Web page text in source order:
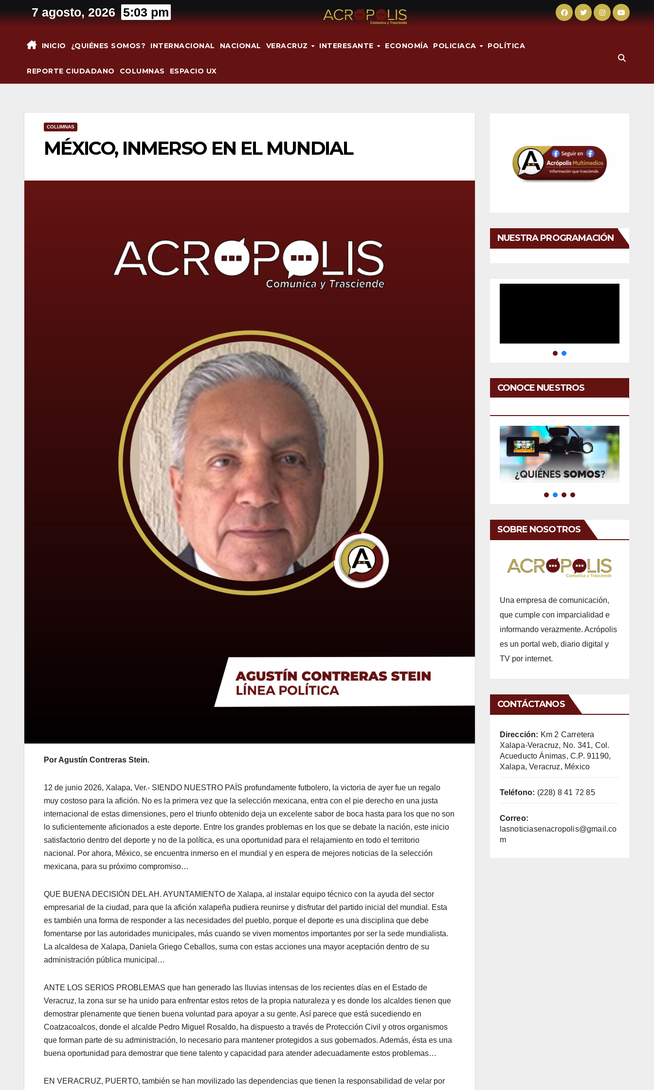
al
7 agosto, 2026 5:03 pm
INICIO ¿QUIÉNES SOMOS? INTERNACIONAL NACIONAL VERACRUZ INTERESANTE ECONOMÍA POLICIACA POLÍTICA
REPORTE CIUDADANO COLUMNAS ESPACIO UX
COLUMNAS
MÉXICO, INMERSO EN EL MUNDIAL
Por Agustín Contreras Stein.
12 de junio 2026, Xalapa, Ver.- SIENDO NUESTRO PAÍS profundamente futbolero, la victoria de ayer fue un regalo
muy costoso para la afición. No es la primera vez que la selección mexicana, entra con el pie derecho en una justa
internacional de estas dimensiones, pero el triunfo obtenido deja un excelente sabor de boca hasta para los que no son
lo suficientemente aficionados a este deporte. Entre los grandes problemas en los que se debate la nación, este inicio
satisfactorio dentro del deporte y no de la política, es una oportunidad para el relajamiento en todo el territorio
nacional. Por ahora, México, se encuentra inmerso en el mundial y en espera de mejores noticias de la selección
mexicana, para su próximo compromiso…
QUE BUENA DECISIÓN DEL AH. AYUNTAMIENTO de Xalapa, al instalar equipo técnico con la ayuda del sector
empresarial de la ciudad, para que la afición xalapeña pudiera reunirse y disfrutar del partido inicial del mundial. Esta
es también una forma de responder a las necesidades del pueblo, porque el deporte es una disciplina que debe
fomentarse por las autoridades municipales, más cuando se viven momentos importantes por ser la sede mundialista.
La alcaldesa de Xalapa, Daniela Griego Ceballos, suma con estas acciones una mayor aceptación dentro de su
administración pública municipal…
ANTE LOS SERIOS PROBLEMAS que han generado las lluvias intensas de los recientes días en el Estado de
Veracruz, la zona sur se ha unido para enfrentar estos retos de la propia naturaleza y es donde los alcaldes tienen que
demostrar plenamente que tienen buena voluntad para apoyar a su gente. Así parece que está sucediendo en
Coatzacoalcos, donde el alcalde Pedro Miguel Rosaldo, ha dispuesto a través de Protección Civil y otros organismos
que forman parte de su administración, lo necesario para mantener protegidos a sus gobernados. Además, ésta es una
buena oportunidad para demostrar que tiene talento y capacidad para atender adecuadamente estos problemas…
EN VERACRUZ, PUERTO, también se han movilizado las dependencias que tienen la responsabilidad de velar por
NUESTRA PROGRAMACIÓN
CONOCE NUESTROS
SOBRE NOSOTROS
Una empresa de comunicación,
que cumple con imparcialidad e
informando verazmente. Acrópolis
es un portal web, diario digital y
TV por internet.
CONTÁCTANOS
Dirección: Km 2 Carretera
Xalapa-Veracruz, No. 341, Col.
Acueducto Ánimas, C.P. 91190,
Xalapa, Veracruz, México
Teléfono: (228) 8 41 72 85
Correo:
lasnoticiasenacropolis@gmail.co
m